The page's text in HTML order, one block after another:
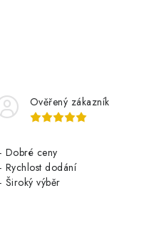
Ověřený zákazník
Dobré ceny
Rychlost dodání
Široký výběr